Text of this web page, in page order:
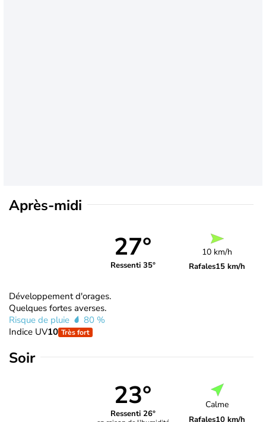
Après-midi
27°
Ressenti 35°
10 km/h
Rafales15 km/h
Développement d'orages.
Quelques fortes averses.
Risque de pluie
80 %
Indice UV10 Très fort
Soir
23°
Ressenti 26°
Calme
Rafales10 km/h